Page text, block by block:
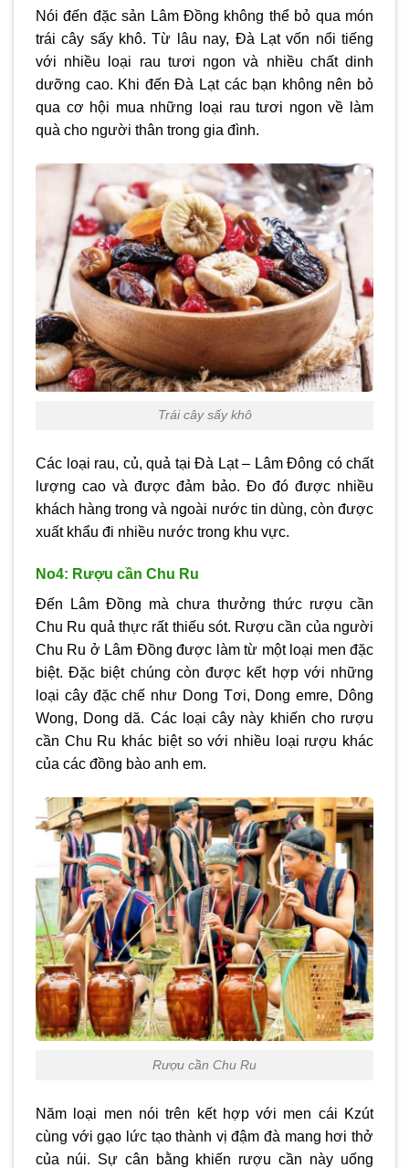
Nói đến đặc sản Lâm Đồng không thể bỏ qua món
trái cây sấy khô. Từ lâu nay, Đà Lạt vốn nổi tiếng
với nhiều loại rau tươi ngon và nhiều chất dinh
dưỡng cao. Khi đến Đà Lạt các bạn không nên bỏ
qua cơ hội mua những loại rau tươi ngon về làm
quà cho người thân trong gia đình.
Trái cây sấy khô
Các loại rau, củ, quả tại Đà Lạt – Lâm Đông có chất
lượng cao và được đảm bảo. Đo đó được nhiều
khách hàng trong và ngoài nước tin dùng, còn được
xuất khẩu đi nhiều nước trong khu vực.
No4: Rượu cần Chu Ru
Đến Lâm Đồng mà chưa thưởng thức rượu cần
Chu Ru quả thực rất thiếu sót. Rượu cần của người
Chu Ru ở Lâm Đồng được làm từ một loại men đặc
biệt. Đặc biệt chúng còn được kết hợp với những
loại cây đặc chế như Dong Tơi, Dong emre, Dông
Wong, Dong dă. Các loại cây này khiến cho rượu
cần Chu Ru khác biệt so với nhiều loại rượu khác
của các đồng bào anh em.
Rượu cần Chu Ru
Năm loại men nói trên kết hợp với men cái Kzút
cùng với gạo lức tạo thành vị đậm đà mang hơi thở
của núi. Sự cân bằng khiến rượu cần này uống